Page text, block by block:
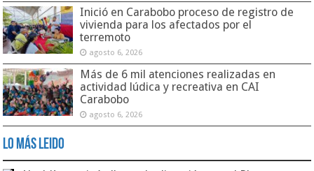
Inició en Carabobo proceso de registro de
vivienda para los afectados por el
terremoto
agosto 6, 2026
Más de 6 mil atenciones realizadas en
actividad lúdica y recreativa en CAI
Carabobo
agosto 6, 2026
Lo Más Leido